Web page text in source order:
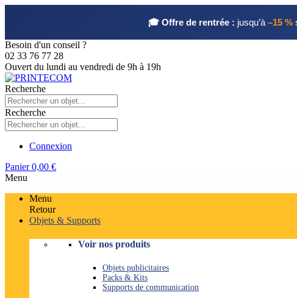
🎓 Offre de rentrée : jusqu’à –15 %
Besoin d'un conseil ?
02 33 76 77 28
Ouvert du lundi au vendredi de 9h à 19h
Recherche
Recherche
Connexion
Panier 0,00 €
Menu
Menu
Retour
Objets & Supports
Voir nos produits
Objets publicitaires
Packs & Kits
Supports de communication